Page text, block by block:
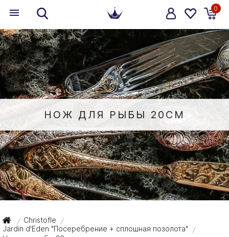
0
НОЖ ДЛЯ РЫБЫ 20СМ
/ Christofle /
Jardin d'Eden "Посеребрение + сплошная позолота" /